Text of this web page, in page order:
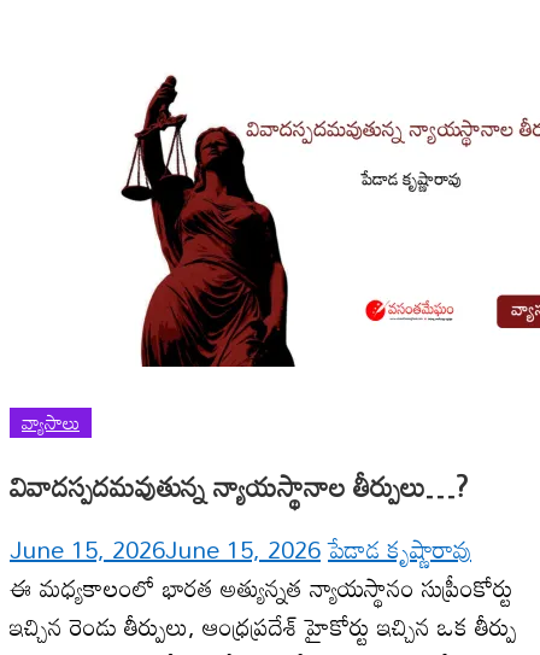
వ్యాసాలు
వివాదస్పదమవుతున్న న్యాయస్థానాల తీర్పులు…?
June 15, 2026June 15, 2026పేడాడ కృష్ణారావు
ఈ మధ్యకాలంలో భారత అత్యున్నత న్యాయస్థానం సుప్రీంకోర్టు
ఇచ్చిన రెండు తీర్పులు, ఆంధ్రప్రదేశ్ హైకోర్టు ఇచ్చిన ఒక తీర్పు